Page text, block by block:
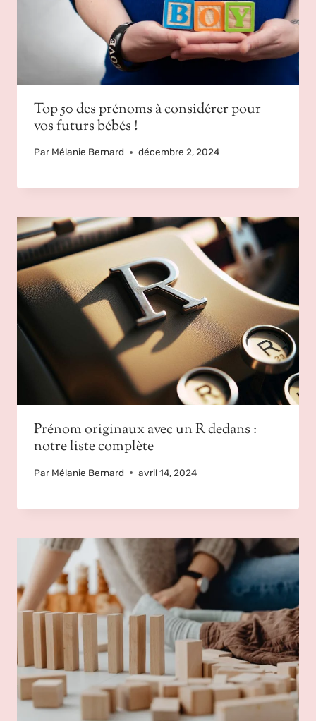
Top 50 des prénoms à considérer pour
vos futurs bébés !
Par Mélanie Bernard décembre 2, 2024
Prénom originaux avec un R dedans :
notre liste complète
Par Mélanie Bernard avril 14, 2024